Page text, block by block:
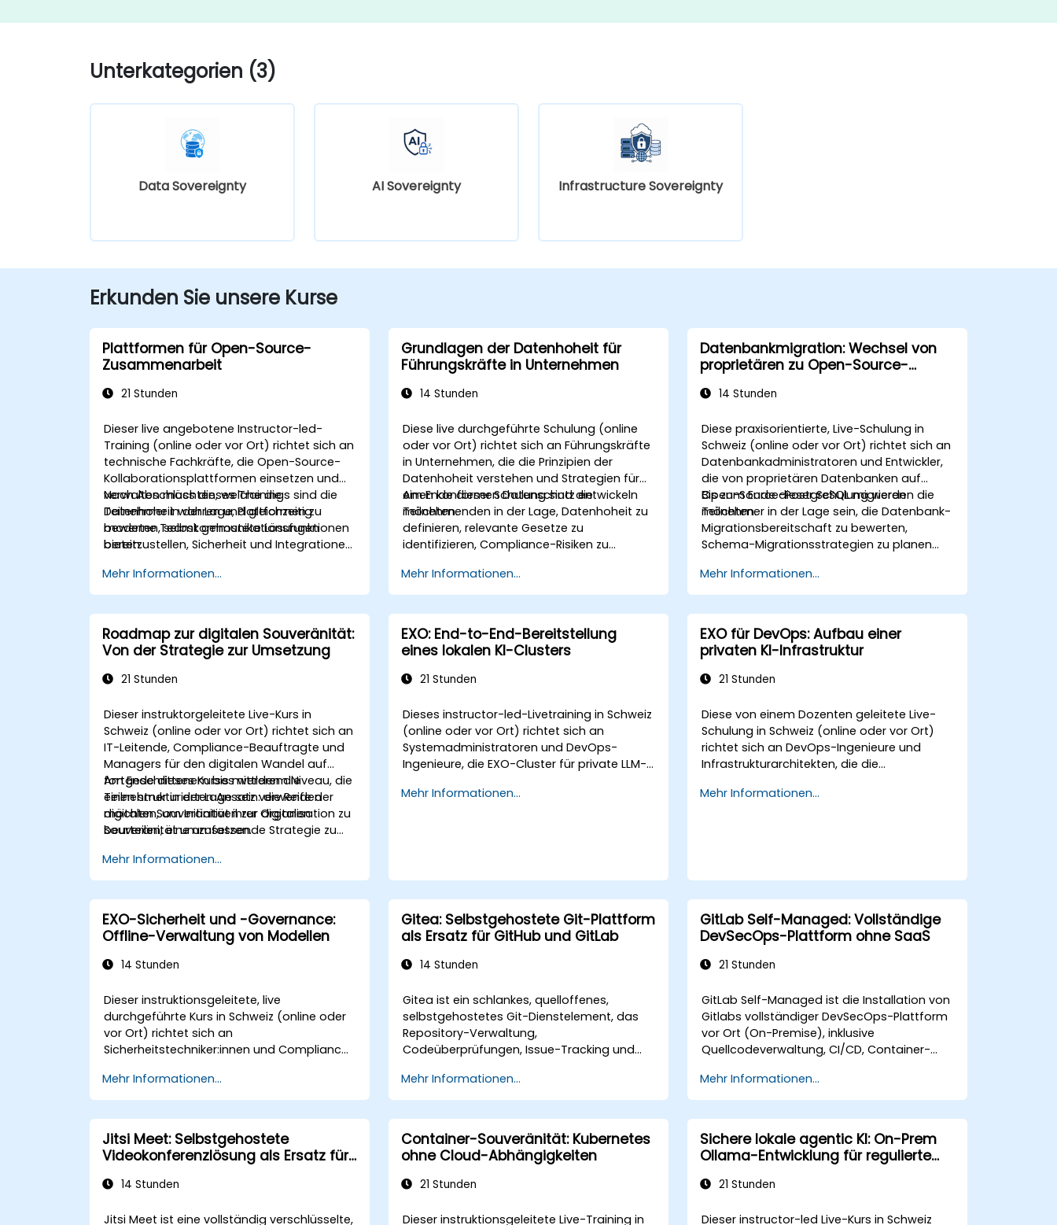
Unterkategorien (3)
Data Sovereignty AI Sovereignty Infrastructure Sovereignty
Erkunden Sie unsere Kurse
Plattformen für Open-Source-
Zusammenarbeit
21 Stunden
Dieser live angebotene Instructor-led-
Training (online oder vor Ort) richtet sich an
technische Fachkräfte, die Open-Source-
Kollaborationsplattformen einsetzen und
verwalten möchten, welche die
Datenhoheit wahren und gleichzeitig
moderne Teamkommunikationsfunktionen
bieten.
Nach Abschluss dieses Trainings sind die
Teilnehmer in der Lage, Plattformen zu
bewerten, selbst gehostete Lösungen
bereitzustellen, Sicherheit und Integrationen
Plattformen zu migrieren und operative
Abläufe zu etablieren.
Mehr Informationen...
Grundlagen der Datenhoheit für
Führungskräfte in Unternehmen
14 Stunden
Diese live durchgeführte Schulung (online
oder vor Ort) richtet sich an Führungskräfte
in Unternehmen, die die Prinzipien der
Datenhoheit verstehen und Strategien für
einen konformen Datenschutz entwickeln
möchten.
Am Ende dieser Schulung sind die
Teilnehmenden in der Lage, Datenhoheit zu
definieren, relevante Gesetze zu
identifizieren, Compliance-Risiken zu
für das grenzüberschreitende
Datenmanagement umzusetzen.
Mehr Informationen...
Datenbankmigration: Wechsel von
proprietären zu Open-Source-
Migration von Oracle/SQL Server zu
14 Stunden
Diese praxisorientierte, Live-Schulung in
Schweiz (online oder vor Ort) richtet sich an
Datenbankadministratoren und Entwickler,
die von proprietären Datenbanken auf
Open-Source-PostgreSQL migrieren
möchten.
Bis zum Ende dieser Schulung werden die
Teilnehmer in der Lage sein, die Datenbank-
Migrationsbereitschaft zu bewerten,
Schema-Migrationsstrategien zu planen
Tools zu migrieren und Anwendungscode-
Konvertierung zu handhaben.
Mehr Informationen...
Roadmap zur digitalen Souveränität:
Von der Strategie zur Umsetzung
21 Stunden
Dieser instruktorgeleitete Live-Kurs in
Schweiz (online oder vor Ort) richtet sich an
IT-Leitende, Compliance-Beauftragte und
Managers für den digitalen Wandel auf
fortgeschrittenem bis mittlerem Niveau, die
einen strukturierten Ansatz verwenden
möchten, um Initiativen zur digitalen
Souveränität umzusetzen.
Am Ende dieses Kurses werden die
Teilnehmer in der Lage sein: die Reife der
digitalen Souveränität ihrer Organisation zu
beurteilen, eine umfassende Strategie zu
Implementierungsplan zu erstellen und
Governance-Rahmenbedingungen
aufzubauen.
Mehr Informationen...
EXO: End-to-End-Bereitstellung
eines lokalen KI-Clusters
21 Stunden
Dieses instructor-led-Livetraining in Schweiz
(online oder vor Ort) richtet sich an
Systemadministratoren und DevOps-
Ingenieure, die EXO-Cluster für private LLM-
Linux-Knoten bereitstellen, konfigurieren und
Mehr Informationen...
EXO für DevOps: Aufbau einer
privaten KI-Infrastruktur
21 Stunden
Diese von einem Dozenten geleitete Live-
Schulung in Schweiz (online oder vor Ort)
richtet sich an DevOps-Ingenieure und
Infrastrukturarchitekten, die die
Lebenszyklusmanagement privater KI-
Mehr Informationen...
EXO-Sicherheit und -Governance:
Offline-Verwaltung von Modellen
14 Stunden
Dieser instruktionsgeleitete, live
durchgeführte Kurs in Schweiz (online oder
vor Ort) richtet sich an
Sicherheitstechniker:innen und Compliance-
härten, den Modellzugriff steuern und AI-
Workloads verwalten möchten, die
vollständig auf eigene Infrastruktur laufen.
Mehr Informationen...
Gitea: Selbstgehostete Git-Plattform
als Ersatz für GitHub und GitLab
14 Stunden
Gitea ist ein schlankes, quelloffenes,
selbstgehostetes Git-Dienstelement, das
Repository-Verwaltung,
Codeüberprüfungen, Issue-Tracking und
zunehmend als Alternative zu GitHub und
GitLab.com an Beliebtheit bei Teams, die
volle Kontrolle über ihren Quellcode
benötigen, ohne sich an die
Nutzungsbedingungen Dritter oder
Exportbeschränkungen halten zu müssen.
Mehr Informationen...
GitLab Self-Managed: Vollständige
DevSecOps-Plattform ohne SaaS
21 Stunden
GitLab Self-Managed ist die Installation von
Gitlabs vollständiger DevSecOps-Plattform
vor Ort (On-Premise), inklusive
Quellcodeverwaltung, CI/CD, Container-
Überwachung. Sie gilt als Massstab für
Organisationen, die das volle
Funktionsumfang von GitLab ohne SaaS-
Abhängigkeit oder Datenabfluss aus dem
eigenen Netzwerk wünschen.
Mehr Informationen...
Jitsi Meet: Selbstgehostete
Videokonferenzlösung als Ersatz für
14 Stunden
Jitsi Meet ist eine vollständig verschlüsselte,
Container-Souveränität: Kubernetes
ohne Cloud-Abhängigkeiten
21 Stunden
Dieser instruktionsgeleitete Live-Training in
Sichere lokale agentic KI: On-Prem
Ollama-Entwicklung für regulierte
21 Stunden
Dieser instructor-led Live-Kurs in Schweiz